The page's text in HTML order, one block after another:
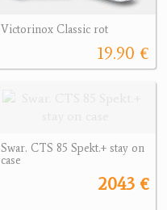
Victorinox Classic rot
19.90 €
Swar. CTS 85 Spekt.+ stay on
case
2043 €